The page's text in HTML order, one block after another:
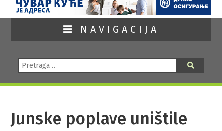
NAVIGACIJA
Pretraga:
Junske poplave uništile